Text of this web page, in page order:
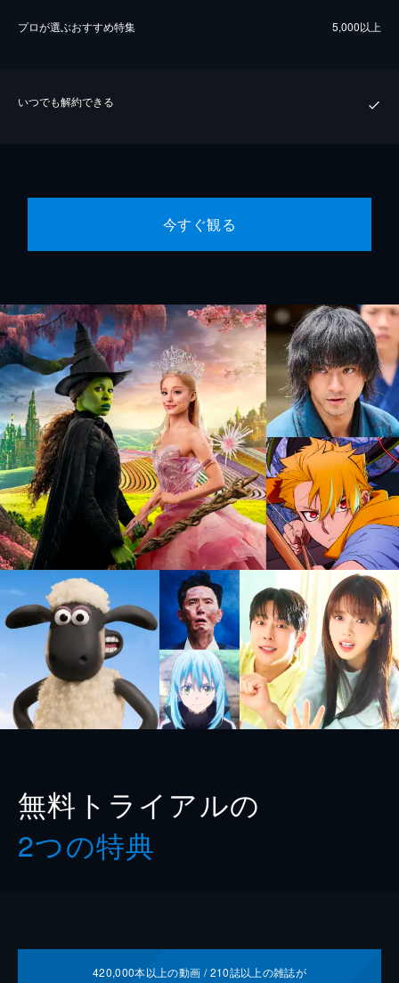
プロが選ぶおすすめ特集 5,000以上
いつでも解約できる
今すぐ観る
無料トライアルの
2つの特典
420,000本以上の動画 /210誌以上の雑誌が